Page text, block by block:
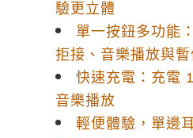
驗更立體
單一按鈕多功能
拒接、音樂播放與暫
快速充電：充電
音樂播放
輕便體驗，單邊